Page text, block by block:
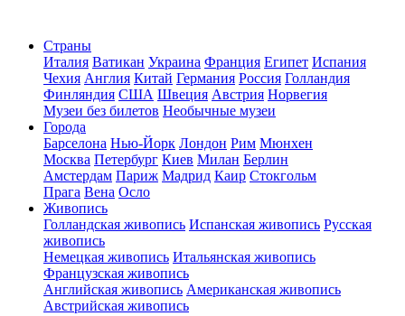
Страны
Италия Ватикан Украина Франция Египет Испания
Чехия Англия Китай Германия Россия Голландия
Финляндия США Швеция Австрия Норвегия
Музеи без билетов Необычные музеи
Города
Барселона Нью-Йорк Лондон Рим Мюнхен
Москва Петербург Киев Милан Берлин
Амстердам Париж Мадрид Каир Стокгольм
Прага Вена Осло
Живопись
Голландская живопись Испанская живопись Русская
живопись
Немецкая живопись Итальянская живопись
Французская живопись
Английская живопись Американская живопись
Австрийская живопись